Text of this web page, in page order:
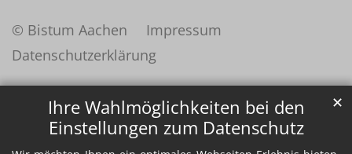
Ihre Wahlmöglichkeiten bei den
Einstellungen zum Datenschutz
✕
© Bistum Aachen
Impressum
Datenschutzerklärung